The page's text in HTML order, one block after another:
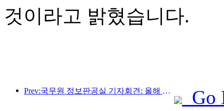
것이라고 밝혔습니다.
Prev:국무원 정보판공실 기자회견: 올해 상반기 우리나라 국경 간 여행수입 42% 증가
Go